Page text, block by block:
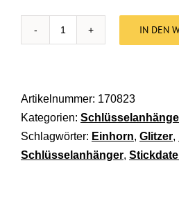
IN DEN
Artikelnummer: 170823
Kategorien:
Schlagwörter: Einhorn, Glitzer,
Schlüsselanhänger,